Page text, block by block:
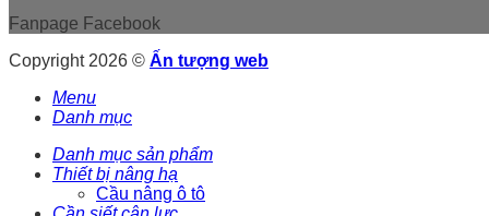
Fanpage Facebook
Copyright 2026 © Ấn tượng web
Menu
Danh mục
Danh mục sản phẩm
Thiết bị nâng hạ
Cầu nâng ô tô